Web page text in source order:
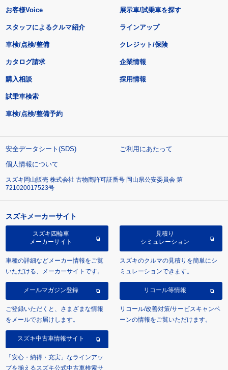
お客様Voice
スタッフによるクルマ紹介
展示車/試乗車を探す
ラインアップ
車検/点検/整備 クレジット/保険
カタログ請求
購入相談
試乗車検索
車検/点検/整備予約
企業情報
採用情報
安全データシート(SDS)
ご利用にあたって
個人情報について
スズキ岡山販売 株式会社 古物商許可証番号 岡山県公安委員会 第
721020017523号
スズキメーカーサイト
スズキ四輪車
メーカーサイト
車種の詳細などメーカー情報をご覧
いただける、メーカーサイトです。
見積り
シミュレーション
スズキのクルマの見積りを簡単にシ
ミュレーションできます。
メールマガジン登録
ご登録いただくと、さまざまな情報
をメールでお届けします。
リコール等情報
リコール/改善対策/サービスキャンペ
ーンの情報をご覧いただけます。
スズキ中古車情報サイト
「安心・納得・充実」なラインアッ
プを揃えるスズキ公式中古車検索サ